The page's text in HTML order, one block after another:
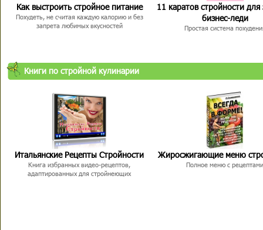
Как выстроить стройное питание
Похудеть, не считая каждую калорию и без
запрета любимых вкусностей
11 каратов стройности для
бизнес-леди
Простая система
Книги по стройной кулинарии
Итальянские Рецепты Стройности
Книга избранных видео-рецептов,
адаптированных для стройнеющих
Жиросжигающие меню
Полное меню с рецептами